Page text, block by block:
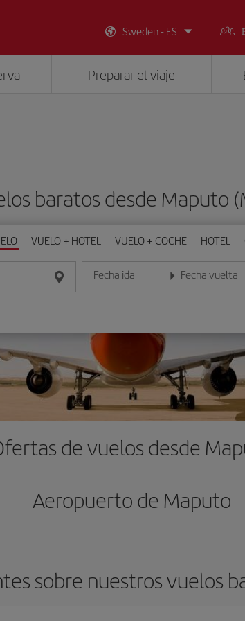
Sweden - ES
Preparar el viaje
baratos desde Maputo
VUELO + HOTEL VUELO + COCHE HOTEL
Fecha ida
Introduce la fecha en formato día/mes/
Fecha vuelta
Introduce la fecha
de vuelos desde
Aeropuerto de Maputo
sobre nuestros vuelos